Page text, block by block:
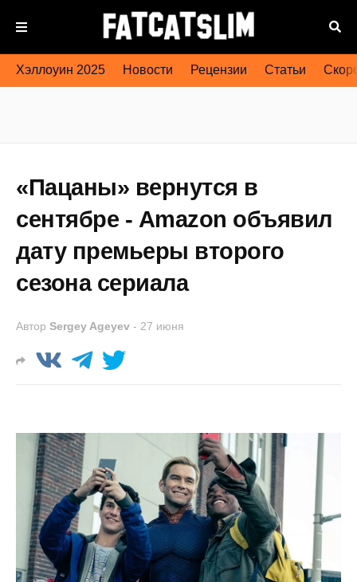
Хэллоуин 2025 Новости Рецензии Статьи
«Пацаны» вернутся в
сентябре - Amazon объявил
дату премьеры второго
сезона сериала
Автор Sergey Ageyev - 27 июня